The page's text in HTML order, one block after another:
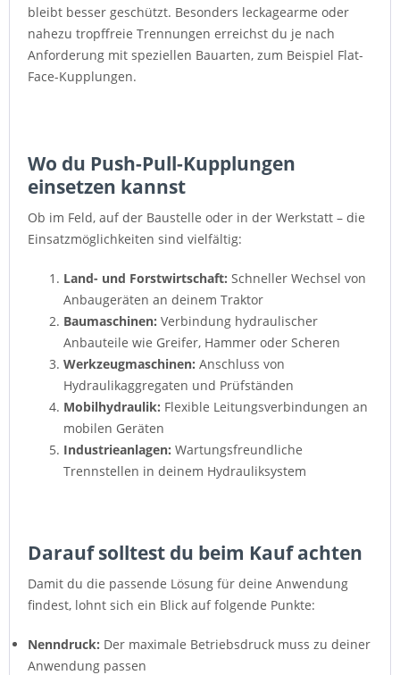
bleibt besser geschützt. Besonders leckagearme oder
nahezu tropffreie Trennungen erreichst du je nach
Anforderung mit speziellen Bauarten, zum Beispiel Flat-
Face-Kupplungen.
Wo du Push-Pull-Kupplungen
einsetzen kannst
Ob im Feld, auf der Baustelle oder in der Werkstatt – die
Einsatzmöglichkeiten sind vielfältig:
Land- und Forstwirtschaft: Schneller Wechsel von
Anbaugeräten an deinem Traktor
Baumaschinen: Verbindung hydraulischer
Anbauteile wie Greifer, Hammer oder Scheren
Werkzeugmaschinen: Anschluss von
Hydraulikaggregaten und Prüfständen
Mobilhydraulik: Flexible Leitungsverbindungen an
mobilen Geräten
Industrieanlagen: Wartungsfreundliche
Trennstellen in deinem Hydrauliksystem
Darauf solltest du beim Kauf achten
Damit du die passende Lösung für deine Anwendung
findest, lohnt sich ein Blick auf folgende Punkte:
Nenndruck: Der maximale Betriebsdruck muss zu deiner
Anwendung passen